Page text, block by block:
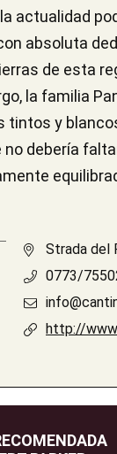
actualidad
absoluta
de esta
la familia
tintos y
debería
Strada del
0773/
http://